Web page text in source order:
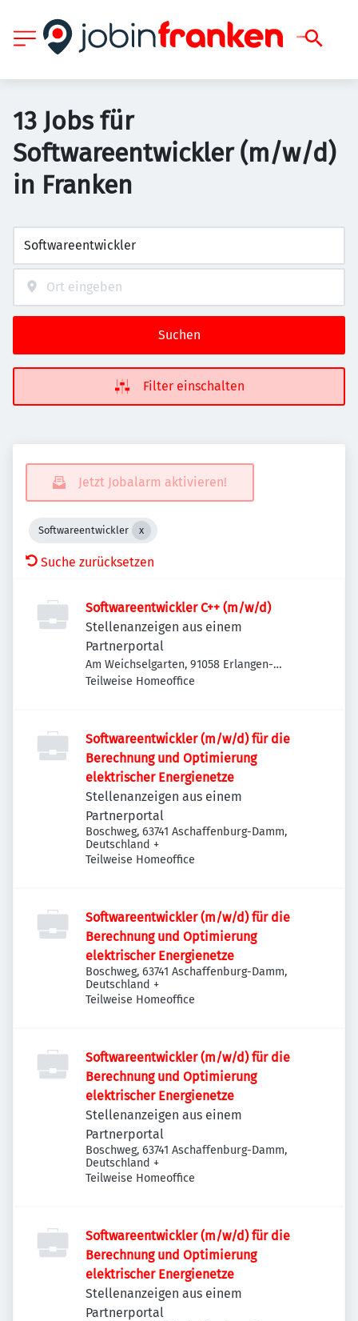
13 Jobs für
Softwareentwickler (m/w/d)
in Franken
Suchen
Filter einschalten
Jetzt Jobalarm aktivieren!
Softwareentwickler
Suche zurücksetzen
Softwareentwickler C++ (m/w/d)
Stellenanzeigen aus einem
Partnerportal
Am Weichselgarten, 91058 Erlangen-
Tennenlohe, Deutschland
Teilweise Homeoffice
Softwareentwickler (m/w/d) für die
Berechnung und Optimierung
elektrischer Energienetze
Stellenanzeigen aus einem
Partnerportal
Boschweg, 63741 Aschaffenburg-Damm,
Deutschland +
Teilweise Homeoffice
Softwareentwickler (m/w/d) für die
Berechnung und Optimierung
elektrischer Energienetze
Boschweg, 63741 Aschaffenburg-Damm,
Deutschland +
Teilweise Homeoffice
Softwareentwickler (m/w/d) für die
Berechnung und Optimierung
elektrischer Energienetze
Stellenanzeigen aus einem
Partnerportal
Boschweg, 63741 Aschaffenburg-Damm,
Deutschland +
Teilweise Homeoffice
Softwareentwickler (m/w/d) für die
Berechnung und Optimierung
elektrischer Energienetze
Stellenanzeigen aus einem
Partnerportal